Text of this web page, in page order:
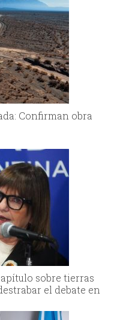
Confirman obra
sobre tierras
el debate en